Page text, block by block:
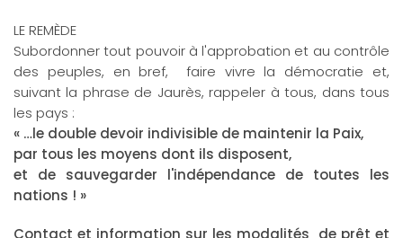
LE REMÈDE
Subordonner tout pouvoir à l'approbation et au contrôle
des peuples, en bref, faire vivre la démocratie et,
suivant la phrase de Jaurès, rappeler à tous, dans tous
les pays :
« …le double devoir indivisible de maintenir la Paix,
par tous les moyens dont ils disposent,
et de sauvegarder l'indépendance de toutes les
nations ! »
Contact et information sur les modalités de prêt et